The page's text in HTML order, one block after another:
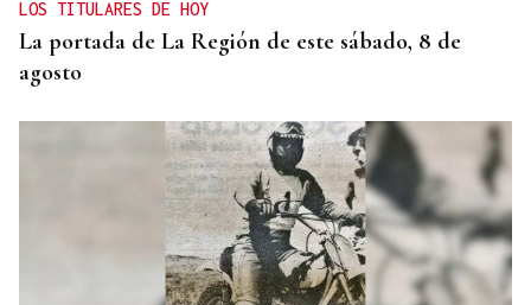
LOS TITULARES DE HOY
La portada de La Región de este sábado, 8 de
agosto